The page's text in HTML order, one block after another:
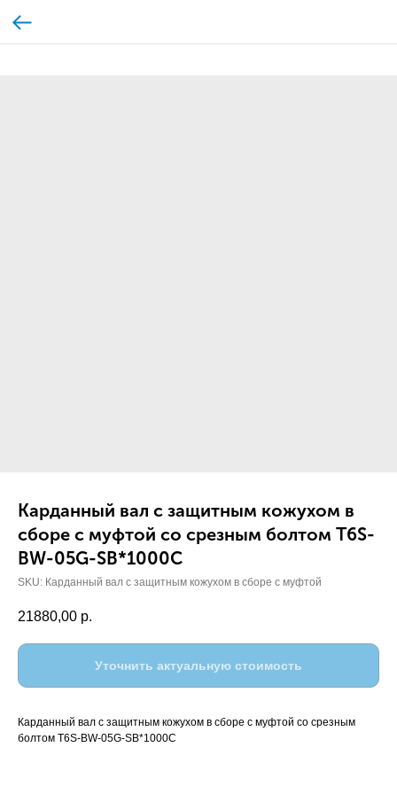
Карданный вал с защитным кожухом в
сборе с муфтой со срезным болтом Т6S-
ВW-05G-SB*1000C
SKU: Карданный вал с защитным кожухом в сборе с муфтой
21880,00 р.
Уточнить актуальную стоимость
Карданный вал с защитным кожухом в сборе с муфтой со срезным
болтом Т6S-ВW-05G-SB*1000C